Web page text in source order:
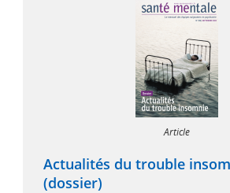
Article
Actualités du trouble
(dossier)